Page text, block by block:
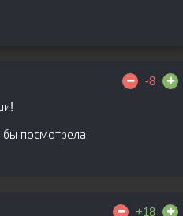
-8
бы посмотрела
+18